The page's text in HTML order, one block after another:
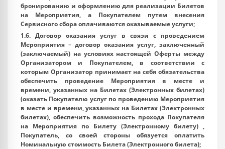
бронированию и оформлению для реализации Билетов
на Мероприятия, а Покупателем путем внесения
Сервисного сбора оплачиваются оказываемые услуги;
1.6. Договор оказания услуг в связи с проведением
Мероприятия – договор оказания услуг, заключенный
(заключаемый) на условиях настоящей Оферты между
Организатором и Покупателем, в соответствии с
которым Организатор принимает на себя обязательства
обеспечить проведение Мероприятия в месте и
времени, указанных на Билетах (Электронных билетах)
(оказать Покупателю услуг по проведению Мероприятия
в месте и времени, указанных на Билетах (Электронных
билетах), обеспечить возможность прохода Покупателя
на Мероприятия по Билету (Электронному билету) ,
Покупатель, со своей стороны обязуется оплатить
Номинальную стоимость Билета (Электронного билета);